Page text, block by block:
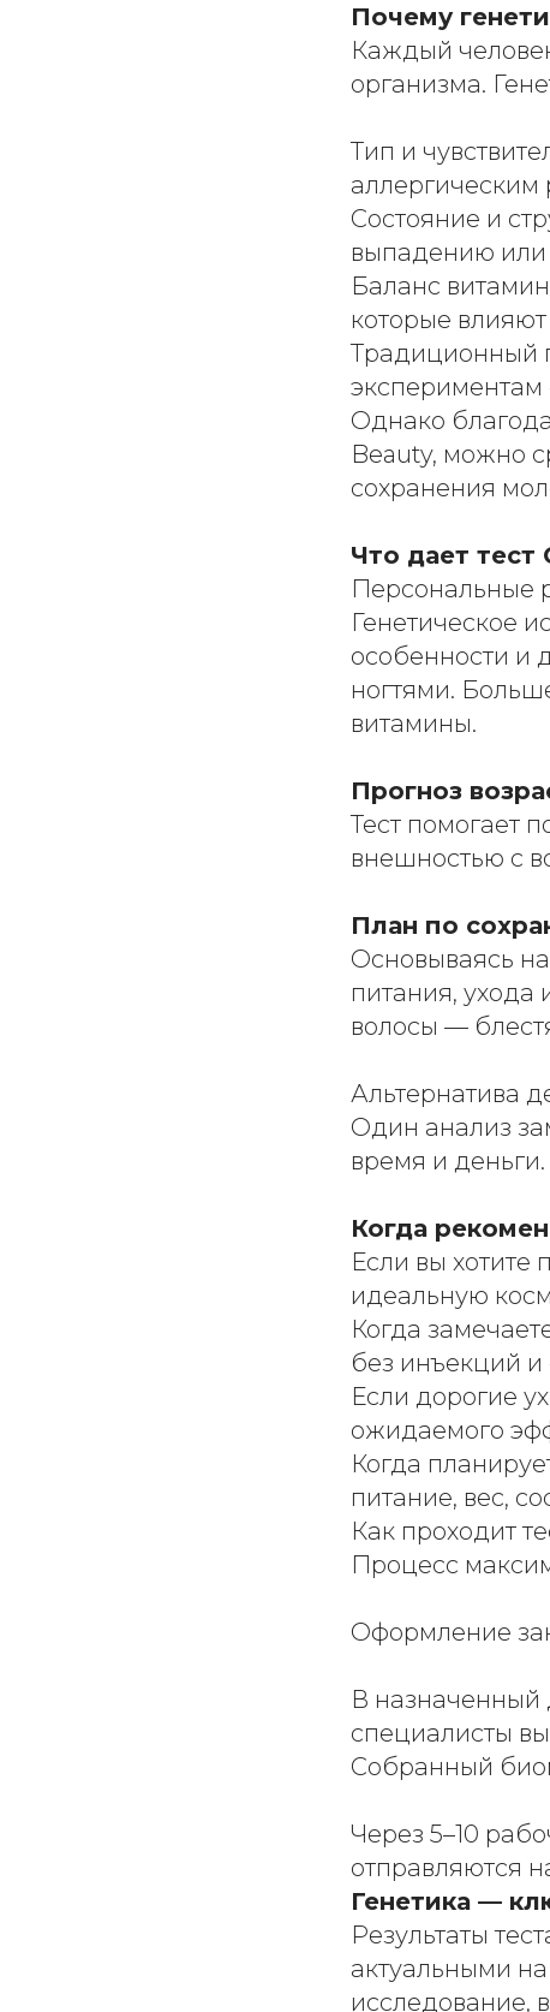
Почему
Каждый
организма.
Тип и
аллергическим
Состояние и
выпадению или
Баланс
которые
Традиционный
Однако
Beauty, можно
сохранения
Что дает тест
Персональные
Генетическое
особенности и
ногтями.
витамины.
Прогноз
Тест помогает
внешностью с
План по
Основываясь
питания, ухода
волосы —
Альтернатива
Один анализ
время и деньги.
Когда
Если вы хотите
идеальную
Когда
без инъекций
Если дорогие
ожидаемого
Когда
питание, вес,
Как проходит
Процесс
Оформление
В назначенный
специалисты
Собранный
Через 5–10
отправляются
Генетика —
Результаты
актуальными
исследование,